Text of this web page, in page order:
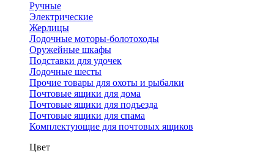
Ручные
Электрические
Жерлицы
Лодочные моторы-болотоходы
Оружейные шкафы
Подставки для удочек
Лодочные шесты
Прочие товары для охоты и рыбалки
Почтовые ящики для дома
Почтовые ящики для подъезда
Почтовые ящики для спама
Комплектующие для почтовых ящиков
Цвет